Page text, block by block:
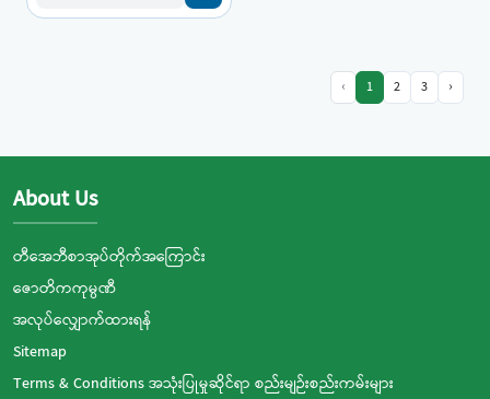
‹ 1 2 3 ›
About Us
တီအေဘီစာအုပ်တိုက်အကြောင်း
ဇောတိကကုမ္ပဏီ
အလုပ်လျှောက်ထားရန်
Sitemap
Terms & Conditions အသုံးပြုမှုဆိုင်ရာ စည်းမျဉ်းစည်းကမ်းများ